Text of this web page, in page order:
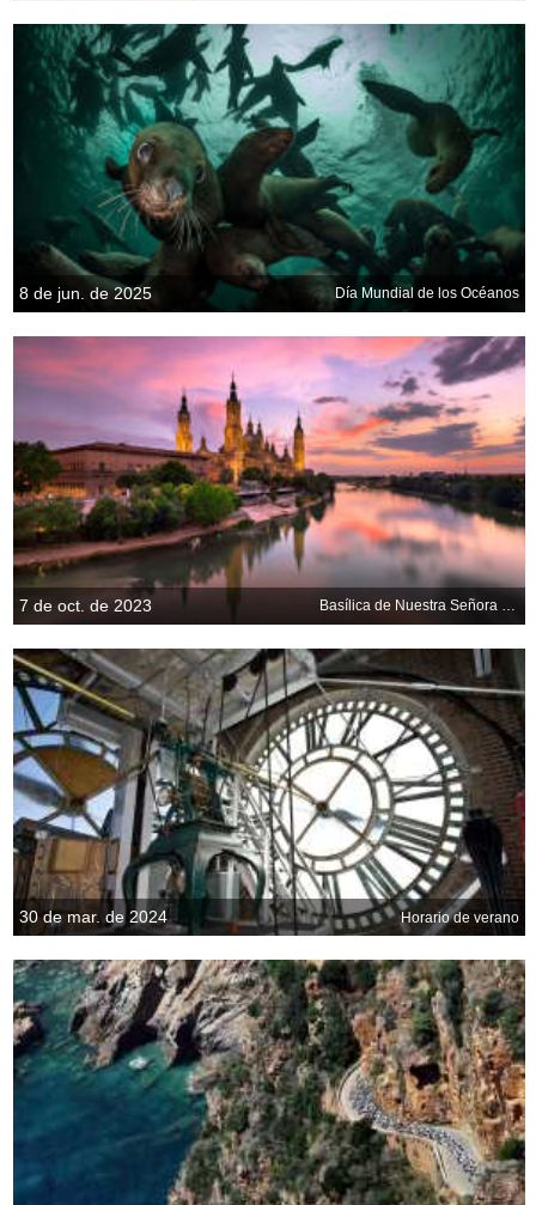
8 de jun. de 2025 Día Mundial de los Océanos
7 de oct. de 2023 Basílica de Nuestra Señora del Pilar, Zaragoza, Aragón, España
30 de mar. de 2024 Horario de verano